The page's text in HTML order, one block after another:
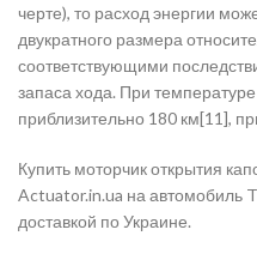
черте), то расход энергии
двукратного размера
соответствующими
запаса хода. При
приблизительно 180 км[11],
Купить моторчик открытия
Actuator.in.ua на автомобиль
доставкой по Украине.